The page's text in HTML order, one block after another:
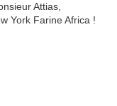
Attias,
York Farine Africa !